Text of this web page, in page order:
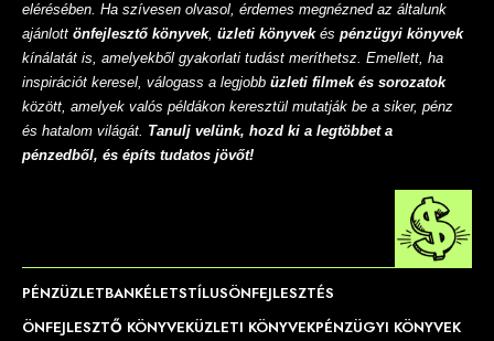
elérésében. Ha szívesen olvasol, érdemes megnézned az általunk
ajánlott önfejlesztő könyvek, üzleti könyvekés pénzügyi könyvek
kínálatát is, amelyekből gyakorlati tudást meríthetsz. Emellett, ha
inspirációt keresel, válogass a legjobb üzleti filmek és sorozatok
között, amelyek valós példákon keresztül mutatják be a siker, pénz
és hatalom világát. Tanulj velünk, hozd ki a legtöbbet a
pénzedből, és építs tudatos jövőt!
PÉNZÜZLETBANKÉLETSTÍLUSÖNFEJLESZTÉS
ÖNFEJLESZTŐ KÖNYVEKÜZLETI KÖNYVEKPÉNZÜGYI KÖNYVEK